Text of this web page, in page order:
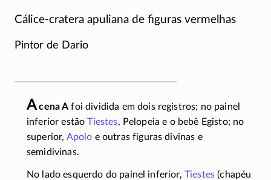
Cálice-cratera apuliana de figuras vermelhas
Pintor de Dario
A cena A foi dividida em dois registros; no painel
inferior estãoTiestes, Pelopeia e o bebê Egisto; no
superior, Apolo e outras figuras divinas e
semidivinas.
No lado esquerdo do painel inferior, Tiestes (chapéu